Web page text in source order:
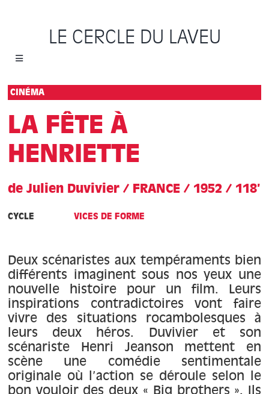
LE CERCLE DU LAVEU
Toggle
Accueil
Cycles
Programme
À propos
Contact
CINÉMA
LA FÊTE À
HENRIETTE
de Julien Duvivier / FRANCE / 1952 / 118’
CYCLE VICES DE FORME
Deux scénaristes aux tempéraments bien
différents imaginent sous nos yeux une
nouvelle histoire pour un film. Leurs
inspirations contradictoires vont faire
vivre des situations rocambolesques à
leurs deux héros. Duvivier et son
scénariste Henri Jeanson mettent en
scène une comédie sentimentale
originale où l’action se déroule selon le
bon vouloir des deux « Big brothers ». Ils